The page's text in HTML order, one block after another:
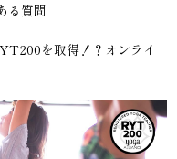
る質問
を取得！？オンライ